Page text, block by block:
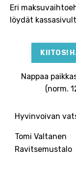
Eri
löydät
KIITOS!
Nappaa
(norm.
Hyvinvoivan
Tomi Valtanen
Ravitsemustalo